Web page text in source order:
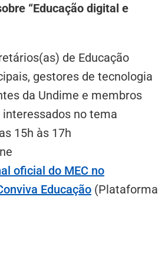
“Educação digital e
de Educação
gestores de tecnologia
da Undime e membros
no tema
15h às 17h
oficial do MEC no
Educação (Plataforma